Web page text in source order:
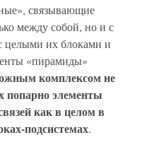
связывающие
между собой, но и с
целыми их блоками и
«пирамиды»
комплексом не
попарно элементы
как в целом в
подсистемах.